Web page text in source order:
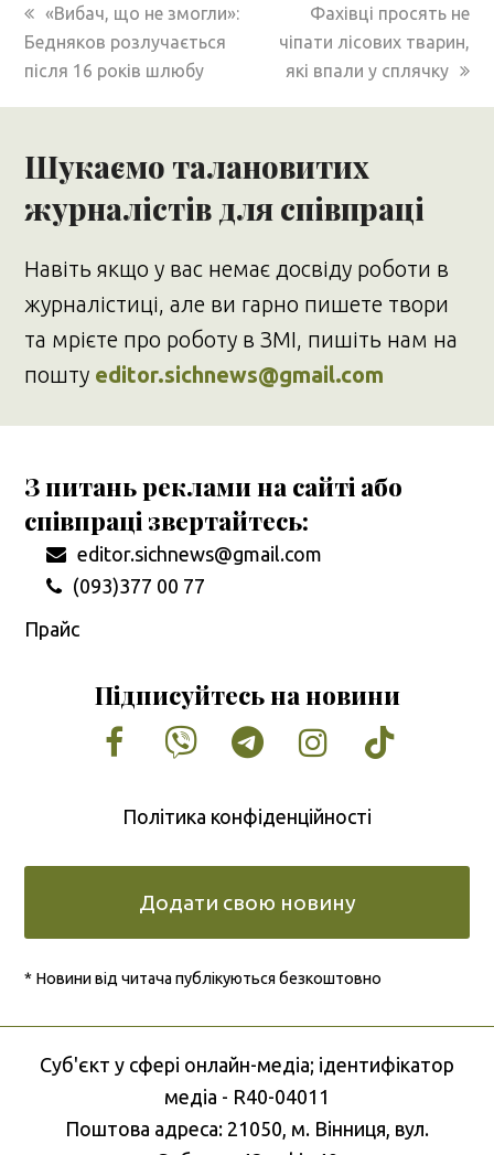
previous
post:
«Вибач, що не змогли»:
Бедняков розлучається
після 16 років шлюбу
next
post:
Фахівці просять не
чіпати лісових тварин,
які впали у сплячку
Шукаємо талановитих
журналістів для співпраці
Навіть якщо у вас немає досвіду роботи в
журналістиці, але ви гарно пишете твори
та мрієте про роботу в ЗМІ, пишіть нам на
пошту editor.sichnews@gmail.com
З питань реклами на сайті або
співпраці звертайтесь:
editor.sichnews@gmail.com
(093)377 00 77
Прайс
Підписуйтесь на новини
Facebook
VimeoTumblrInstagram
Tiktok
Політика конфіденційності
Додати свою новину
* Новини від читача публікуються безкоштовно
Cуб'єкт у сфері онлайн-медіа; ідентифікатор
медіа - R40-04011
Поштова адреса: 21050, м. Вінниця, вул.